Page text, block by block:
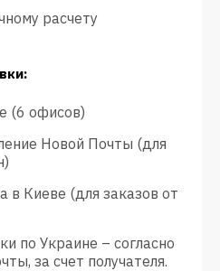
расчету
(6 офисов)
Новой Почты (для
в Киеве (для заказов от
по Украине – согласно
за счет получателя.